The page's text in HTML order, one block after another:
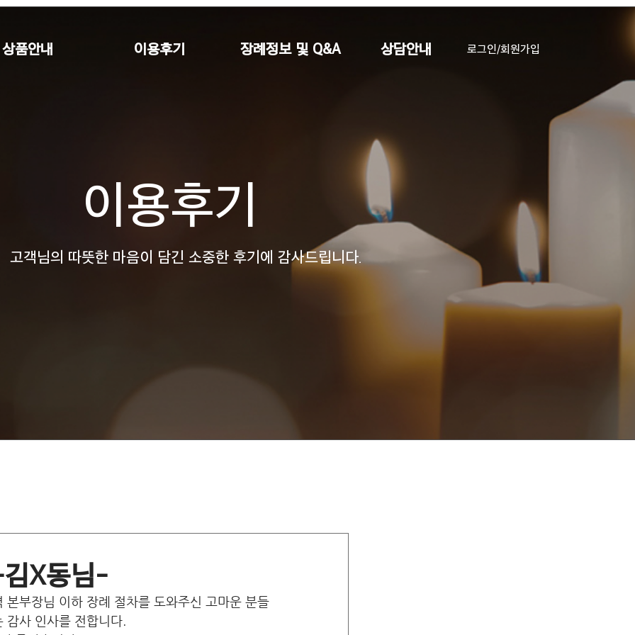
상품안내 이용후기 장례정보 및 Q&A 상담안내 로그인/회원가입
이용후기
고객님의 따뜻한 마음이 담긴 소중한 후기에 감사드립니다.
X동님-
부장님 이하 장례 절차를 도와주신 고마운 분들
사 인사를 전합니다.